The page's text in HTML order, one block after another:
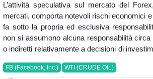
L’attività speculativa sul mercato del
mercati, comporta notevoli rischi economici
fa sotto la propria ed esclusiva
non si assumono alcuna responsabilità circa
o indiretti relativamente a decisioni di
FB (Facebook, Inc.) WTI (CRUDE OIL)